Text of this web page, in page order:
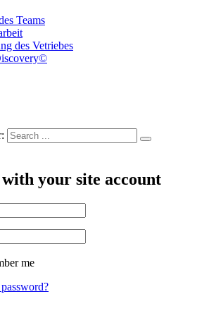
Teams
des Vetriebes
your site account
me